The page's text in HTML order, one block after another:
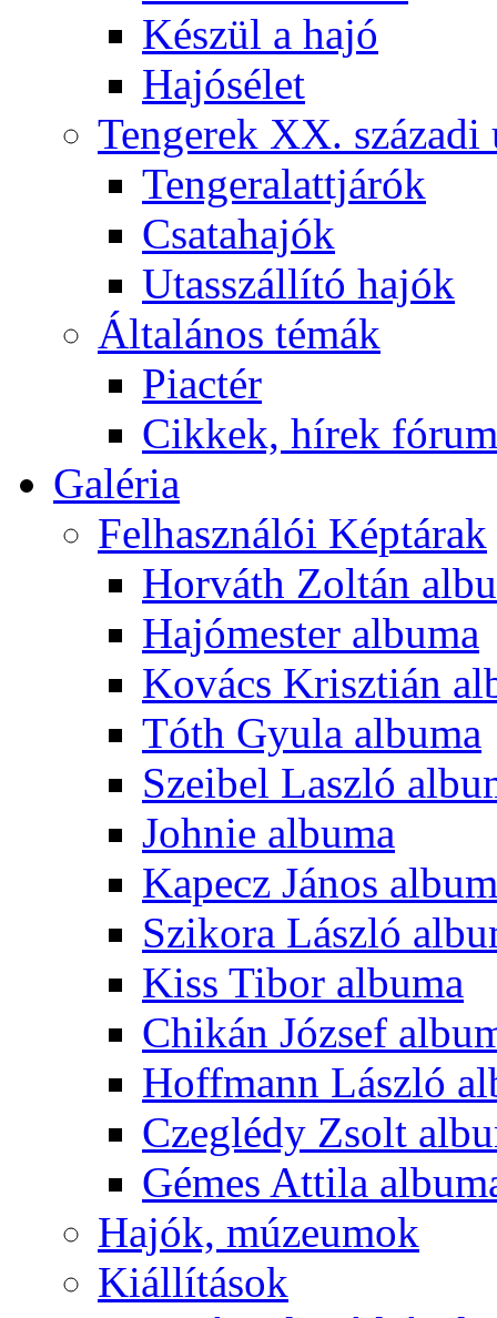
Készül a hajó
Hajósélet
Tengerek XX. századi
Tengeralattjárók
Csatahajók
Utasszállító hajók
Általános témák
Piactér
Cikkek, hírek
Galéria
Felhasználói Képtárak
Horváth Zoltán
Hajómester albuma
Kovács Krisztián
Tóth Gyula albuma
Szeibel Laszló
Johnie albuma
Kapecz János
Szikora László
Kiss Tibor albuma
Chikán József
Hoffmann László
Czeglédy Zsolt
Gémes Attila
Hajók, múzeumok
Kiállítások